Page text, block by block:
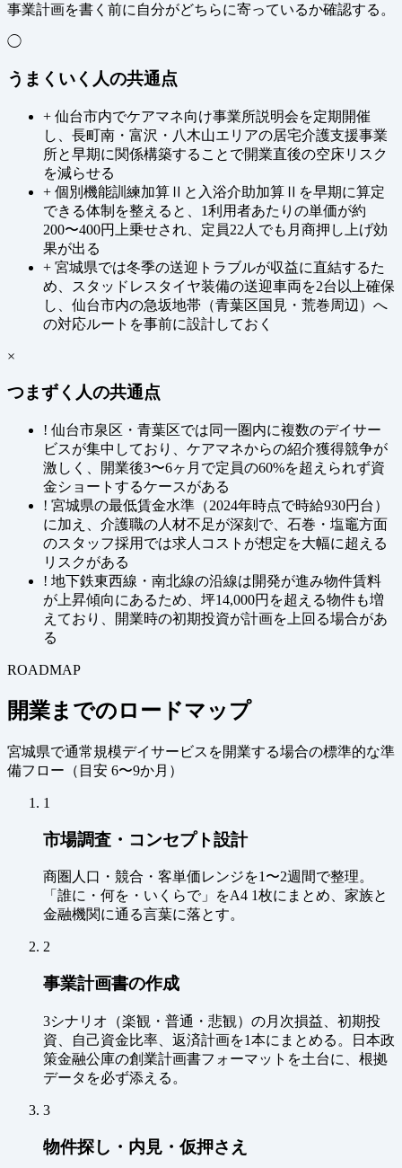
事業計画を書く前に自分がどちらに寄っているか確認する。
◯
うまくいく人の共通点
+ 仙台市内でケアマネ向け事業所説明会を定期開催
し、長町南・富沢・八木山エリアの居宅介護支援事業
所と早期に関係構築することで開業直後の空床リスク
を減らせる
+ 個別機能訓練加算Ⅱと入浴介助加算Ⅱを早期に算定
できる体制を整えると、1利用者あたりの単価が約
200〜400円上乗せされ、定員22人でも月商押し上げ効
果が出る
+ 宮城県では冬季の送迎トラブルが収益に直結するた
め、スタッドレスタイヤ装備の送迎車両を2台以上確保
し、仙台市内の急坂地帯（青葉区国見・荒巻周辺）へ
の対応ルートを事前に設計しておく
×
つまずく人の共通点
! 仙台市泉区・青葉区では同一圏内に複数のデイサー
ビスが集中しており、ケアマネからの紹介獲得競争が
激しく、開業後3〜6ヶ月で定員の60%を超えられず資
金ショートするケースがある
! 宮城県の最低賃金水準（2024年時点で時給930円台）
に加え、介護職の人材不足が深刻で、石巻・塩竈方面
のスタッフ採用では求人コストが想定を大幅に超える
リスクがある
! 地下鉄東西線・南北線の沿線は開発が進み物件賃料
が上昇傾向にあるため、坪14,000円を超える物件も増
えており、開業時の初期投資が計画を上回る場合があ
る
ROADMAP
開業までのロードマップ
宮城県で通常規模デイサービスを開業する場合の標準的な準
備フロー（ 目安 6〜9か月 ）
1
市場調査・コンセプト設計
商圏人口・競合・客単価レンジを1〜2週間で整理。
「誰に・何を・いくらで」をA4 1枚にまとめ、家族と
金融機関に通る言葉に落とす。
2
事業計画書の作成
3シナリオ（楽観・普通・悲観）の月次損益、初期投
資、自己資金比率、返済計画を1本にまとめる。日本政
策金融公庫の創業計画書フォーマットを土台に、根拠
データを必ず添える。
3
物件探し・内見・仮押さえ